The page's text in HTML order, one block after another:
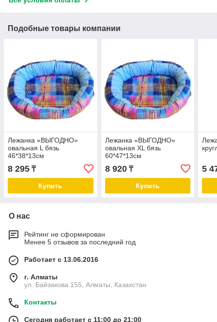
Подобные товары компании
Лежанка «ВЫГОДНО»
овальная L бязь
46*38*13см
8 295 ₸
Купить
Лежанка «ВЫГОДНО»
овальная XL бязь
60*47*13см
8 920₸
Купить
5
О нас
Рейтинг не сформирован
Менее 5 отзывов за последний год
Работает с 13.06.2016
г. Алматы
ул. Байзакова 155, Алматы, Казахстан
Контакты
Сегодня работает с 11:00 до 21:00